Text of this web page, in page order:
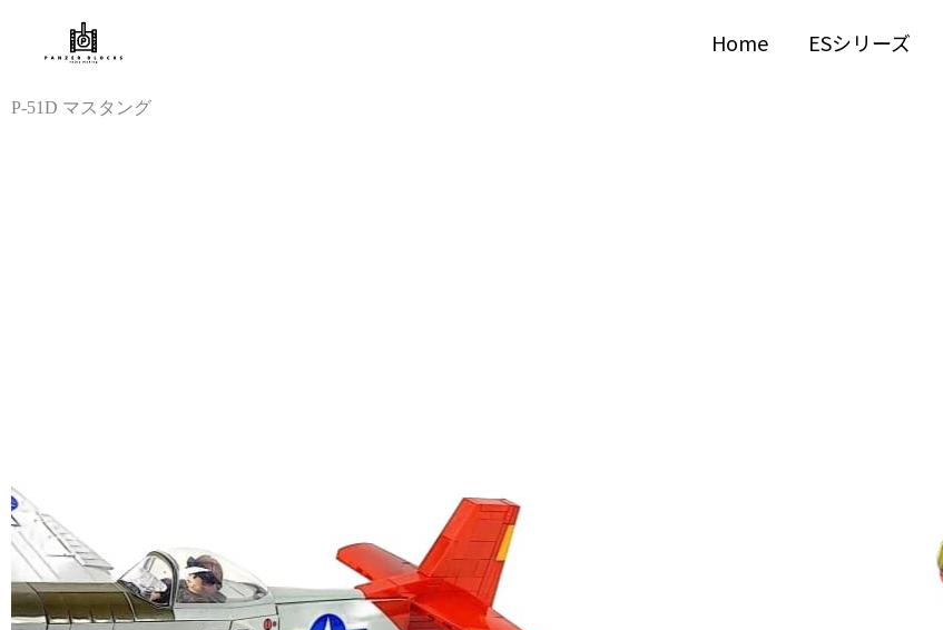
ス
Home ESシリーズ
P-51D マスタング